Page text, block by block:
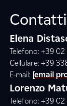
Elena
Telefono: +39 02
Cellulare: +39
E-mail: [email
Lorenzo
Telefono: +39